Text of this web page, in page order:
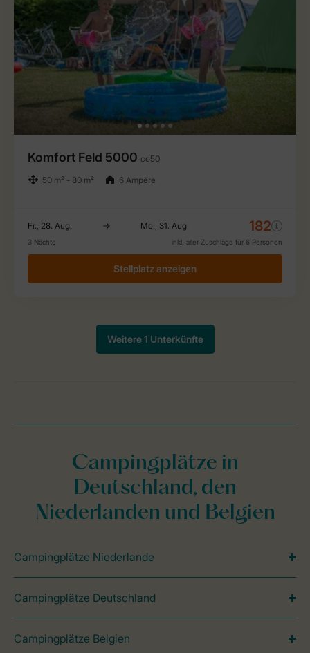
Campingplätze in
Deutschland, den
Niederlanden und Belgien
Campingplätze Niederlande
Campingplätze Deutschland
Campingplätze Belgien